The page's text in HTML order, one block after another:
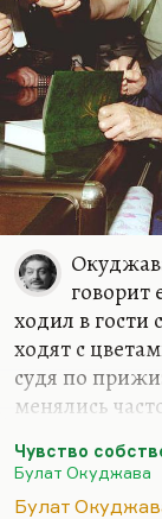
проблематична.
Сахаров был
говорит
ходил в гости
ходят с
судя по
менялись
Он вообще без
практически
Чувство
Булат Окуджава
Булат